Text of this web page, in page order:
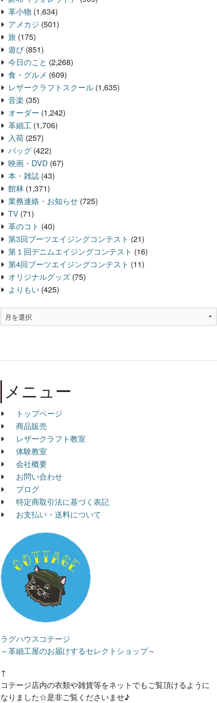
革小物 (1,634)
アメカジ (501)
旅 (175)
遊び(851)
今日のこと (2,268)
食・グルメ (609)
レザークラフトスクール (1,635)
音楽 (35)
オーダー (1,242)
革細工 (1,706)
入荷 (257)
バッグ (422)
映画・DVD (67)
本・雑誌 (43)
館林 (1,371)
業務連絡・お知らせ (725)
TV (71)
革のコト (40)
第3回ブーツエイジングコンテスト (21)
第１回デニムエイジングコンテスト (16)
第4回ブーツエイジングコンテスト (11)
オリジナルグッズ (75)
よりもい (425)
メニュー
トップページ
商品販売
レザークラフト教室
体験教室
会社概要
お問い合わせ
ブログ
特定商取引法に基づく表記
お支払い・送料について
ラグハウスコテージ
～革細工屋のお届けするセレクトショップ～
↑
コテージ店内の衣類や雑貨等をネットでもご覧頂けるように
なりました☆是非ご覧くださいませ♪